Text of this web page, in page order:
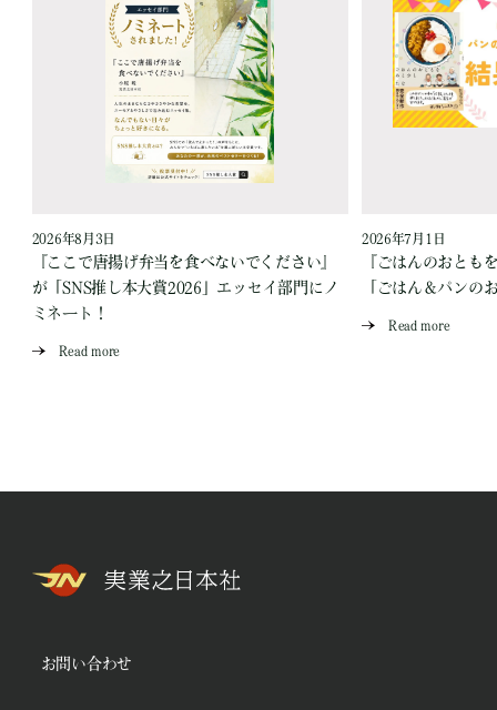
2026年8月3日
『ここで唐揚げ弁当を食べないでください』
が「SNS推し本大賞2026」エッセイ部門にノ
ミネート！
Read more
2026年7月1日
『ごはんのおとも
「ごはん＆パンの
Read more
お問い合わせ